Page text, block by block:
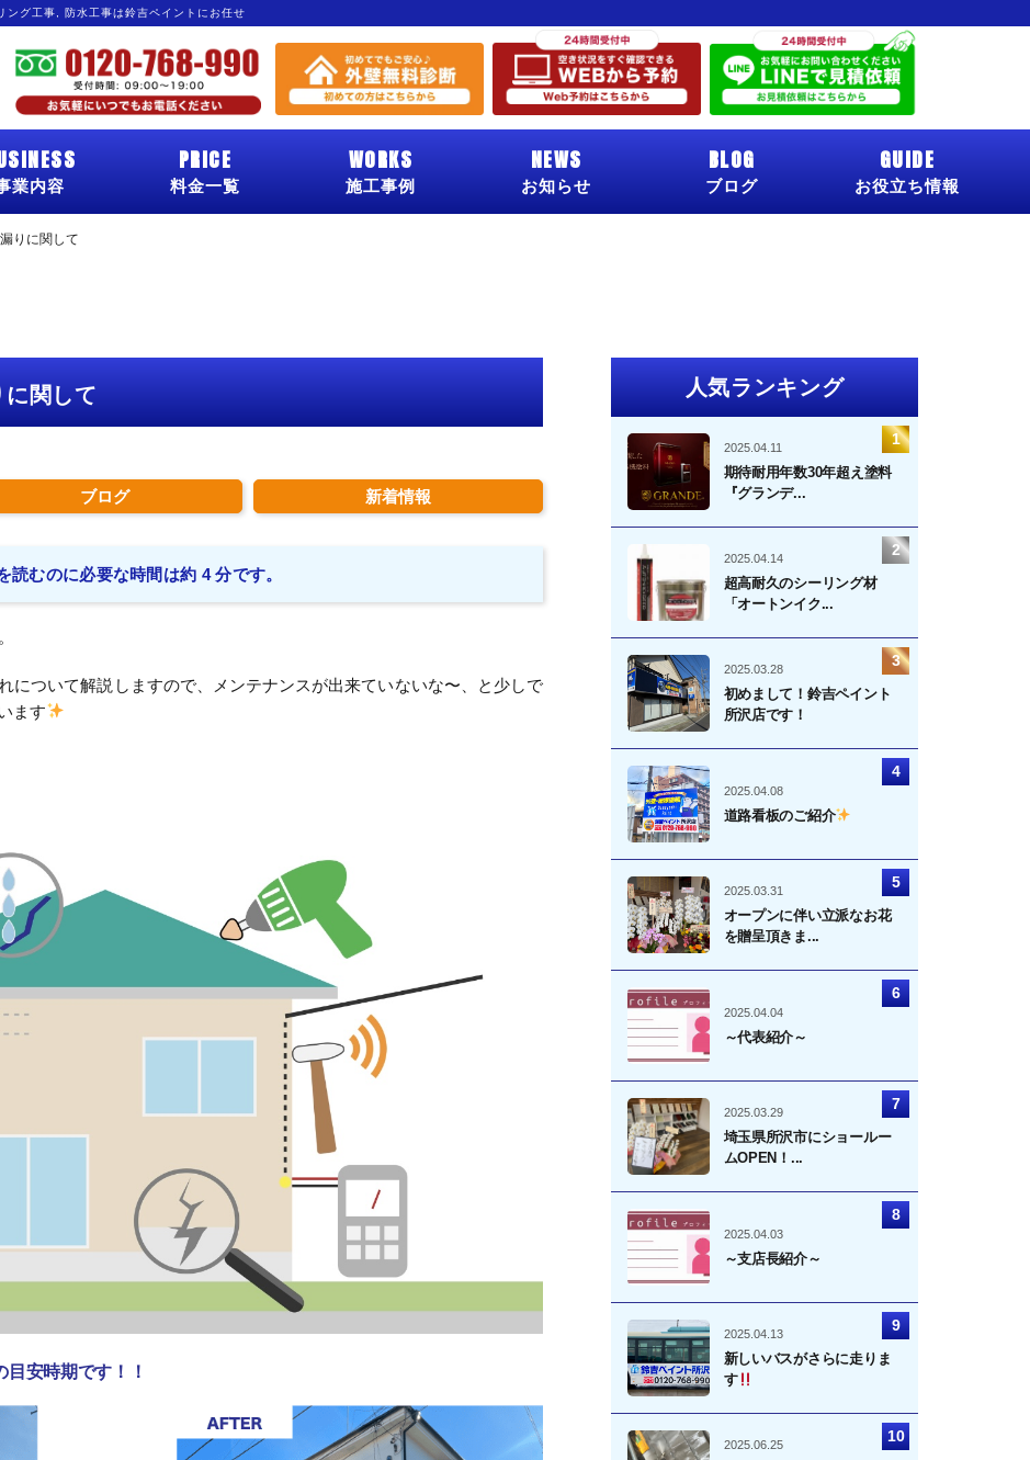
グ工事, 防水工事は鈴吉ペイントにお任せ
業内容
PRICE
料金一覧
WORKS
施工事例
NEWS
お知らせ
BLOG
ブログ
GUIDE
お役立ち情報
りに関して
関して
ブログ 新着情報
読むのに必要な時間は約 4 分です。
について解説しますので、メンテナンスが出来ていないな〜、と少しで
ます
安時期です！！
人気ランキング
2025.04.11
期待耐用年数30年超え塗料
『グランデ...
2025.04.14
超高耐久のシーリング材
「オートンイク...
2025.03.28
初めまして！鈴吉ペイント
所沢店です！
2025.04.08
道路看板のご紹介
2025.03.31
オープンに伴い立派なお花
を贈呈頂きま...
2025.04.04
～代表紹介～
2025.03.29
埼玉県所沢市にショールー
ムOPEN！...
2025.04.03
～支店長紹介～
2025.04.13
新しいバスがさらに走りま
す
2025.06.25